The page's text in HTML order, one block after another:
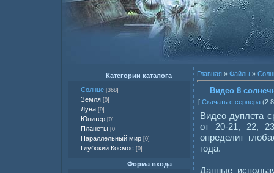
Категории каталога
Солнце [368]
Земля [0]
Луна [9]
Юпитер [0]
Планеты [0]
Параллельный мир [0]
Глубокий Космос [0]
Форма входа
Главная » Файлы »
Видео 8
[ Скачать с сервера
Видео дуплета
от 20-21, 22,
определит
года.
Данные